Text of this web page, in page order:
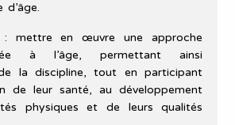
: mettre en œuvre une approche
à l’âge, permettant ainsi
de la discipline, tout en participant
de leur santé, au développement
physiques et de leurs qualités